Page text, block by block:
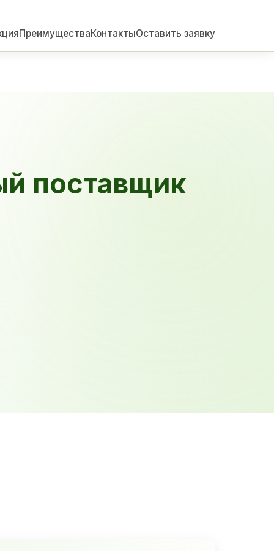
ПреимуществаКонтактыОставить заявку
поставщик